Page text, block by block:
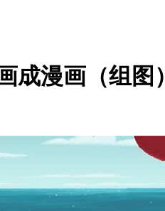
成漫画（组图）